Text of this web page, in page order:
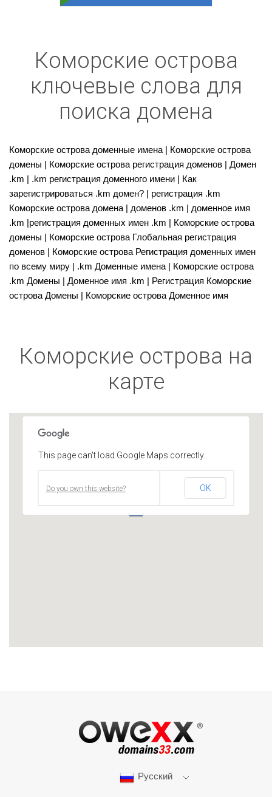
Коморские острова
ключевые слова для
поиска домена
Коморские острова доменные имена | Коморские острова
домены | Коморские острова регистрация доменов | Домен
.km | .km регистрация доменного имени | Как
зарегистрироваться .km домен? | регистрация .km
Коморские острова домена | доменов .km | доменное имя
.km |регистрация доменных имен .km | Коморские острова
домены | Коморские острова Глобальная регистрация
доменов | Коморские острова Регистрация доменных имен
по всему миру | .km Доменные имена | Коморские острова
.km Домены | Доменное имя .km | Регистрация Коморские
острова Домены | Коморские острова Доменное имя
Коморские острова на
карте
This page can't load Google Maps correctly.
Do you own this website? OK
Русский